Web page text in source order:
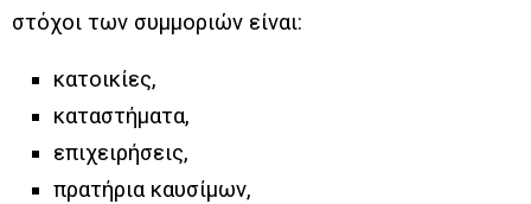
στόχοι των συμμοριών είναι:
κατοικίες,
καταστήματα,
επιχειρήσεις,
πρατήρια καυσίμων,